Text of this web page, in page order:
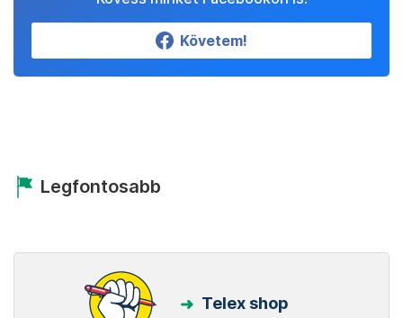
Követem!
Legfontosabb
Telex shop